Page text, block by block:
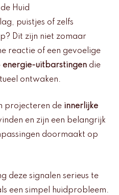
Huid
puistjes of zelfs
Dit zijn niet zomaar
reactie of een gevoelige
energie-uitbarstingen die
ontwaken.
projecteren de innerlijke
en zijn een belangrijk
doormaakt op
deze signalen serieus te
een simpel huidprobleem.